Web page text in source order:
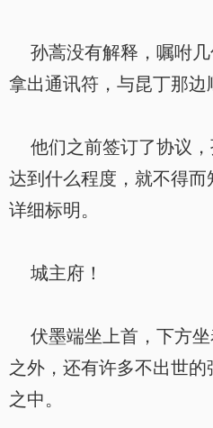
孙蒿没有解释，嘱咐几
拿出通讯符，与昆丁那边
他们之前签订了协议，
达到什么程度，就不得
详细标明。
城主府！
伏墨端坐上首，下方坐
之外，还有许多不出世
之中。